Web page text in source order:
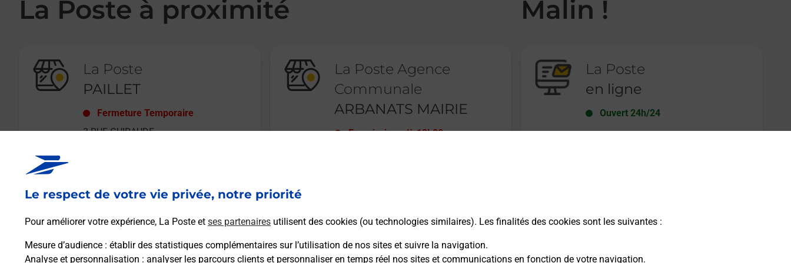
Le respect de votre vie privée, notre priorité
Pour améliorer votre expérience, La Poste et ses partenaires utilisent des cookies (ou technologies similaires). Les finalités des cookies sont les suivantes :
Mesure d’audience : établir des statistiques complémentaires sur l’utilisation de nos sites et suivre la navigation.
Analyse et personnalisation : analyser les parcours clients et personnaliser en temps réel nos sites et communications en fonction de votre navigation.
La Poste à proximité
La Poste
PAILLET
Fermeture Temporaire
3 RUE GUIRAUDE
En savoir plus
La Poste Agence
Communale
ARBANATS MAIRIE
Fermé-jusqu'à 10h00
Malin !
La Poste
en ligne
Ouvert 24h/24